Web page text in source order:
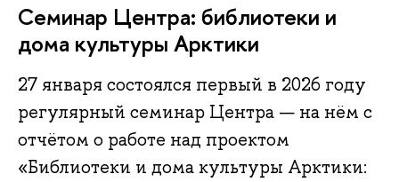
Семинар Центра: библиотеки и
дома культуры Арктики
27 января состоялся первый в 2026 году
регулярный семинар Центра — на нём с
отчётом о работе над проектом
«Библиотеки и дома культуры Арктики: